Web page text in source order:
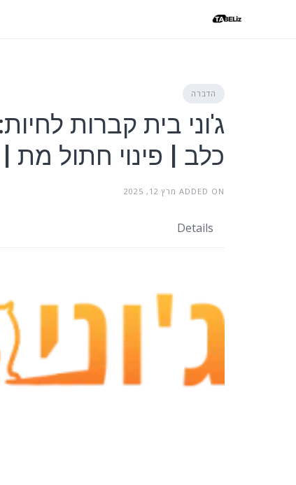
הדברה
ג'וני בית קברות
כלב | פינוי חתול מת
ADDED ON מרץ 12, 2025
Details